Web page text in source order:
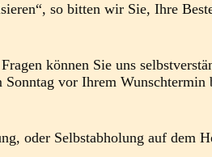
so bitten wir Sie, Ihre
können Sie uns
vor Ihrem
oder Selbstabholung auf dem